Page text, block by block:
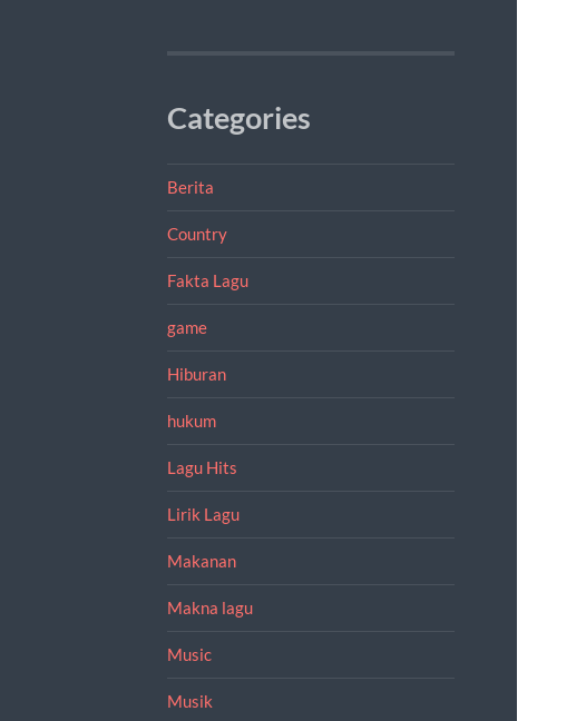
Categories
Berita
Country
Fakta Lagu
game
Hiburan
hukum
Lagu Hits
Lirik Lagu
Makanan
Makna lagu
Music
Musik